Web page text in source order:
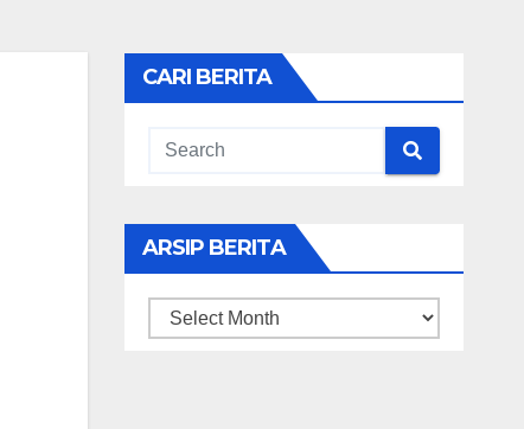
CARI BERITA
ARSIP BERITA
ARSIP